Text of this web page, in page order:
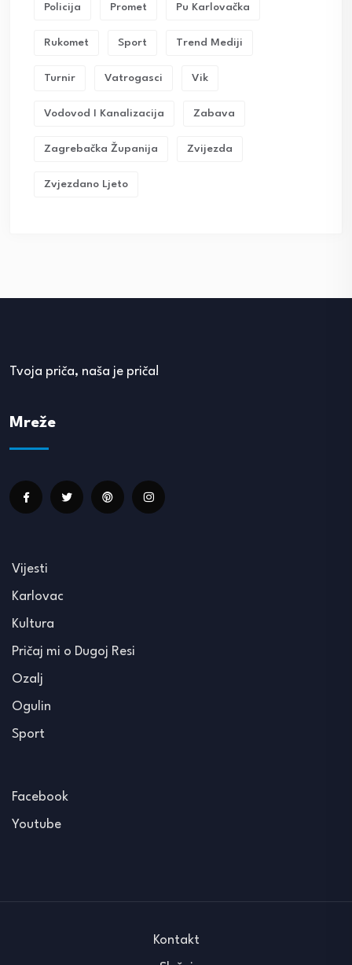
Policija Promet Pu Karlovačka
Rukomet Sport Trend Mediji
Turnir Vatrogasci Vik
Vodovod I Kanalizacija Zabava
Zagrebačka Županija Zvijezda
Zvjezdano Ljeto
Tvoja priča, naša je priča!
Mreže
Vijesti
Karlovac
Kultura
Pričaj mi o Dugoj Resi
Ozalj
Ogulin
Sport
Facebook
Youtube
Kontakt